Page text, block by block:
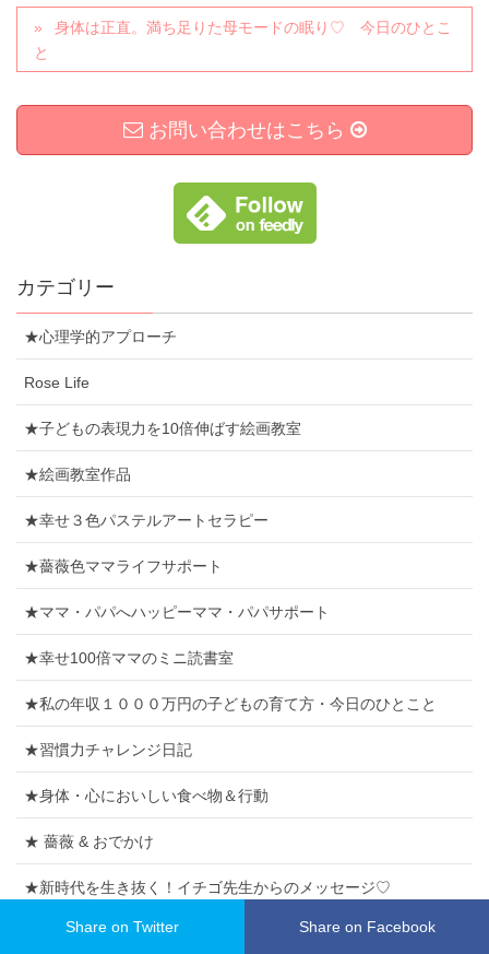
身体は正直。満ち足りた母モードの眠り♡ 今日のひとこ
と
お問い合わせはこちら
カテゴリー
★心理学的アプローチ
Rose Life
★子どもの表現力を10倍伸ばす絵画教室
★絵画教室作品
★幸せ３色パステルアートセラピー
★薔薇色ママライフサポート
★ママ・パパへハッピーママ・パパサポート
★幸せ100倍ママのミニ読書室
★私の年収１０００万円の子どもの育て方・今日のひとこと
★習慣力チャレンジ日記
★身体・心においしい食べ物＆行動
★ 薔薇 & おでかけ
★新時代を生き抜く！イチゴ先生からのメッセージ♡
★IT チャレンジ
Share on Twitter Share on Facebook